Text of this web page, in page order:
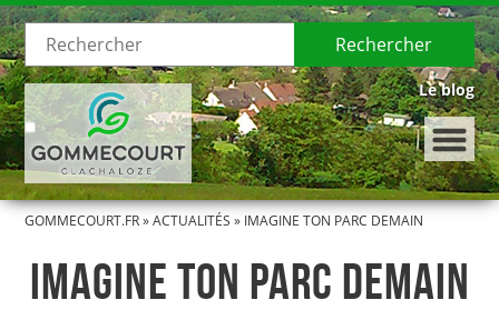
Rechercher
LE VILLAGE
Présentation de Gommecourt
Le blog
GOMMECOURT.FR»ACTUALITÉS » IMAGINE TON PARC DEMAIN
IMAGINE TON PARC DEMAIN